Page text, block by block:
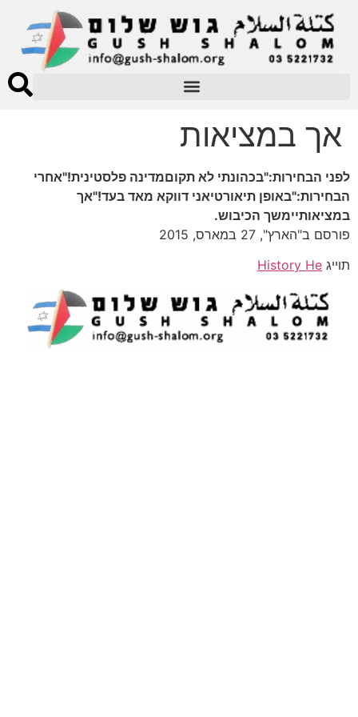
אך במציאות
לפני הבחירות:"בכהונתי לא תקוםמדינה פלסטינית!"אחרי
הבחירות:"באופן תיאורטיאני דווקא מאד בעד!"אך
במציאותיימשך הכיבוש.
פורסם ב"הארץ", 27 במארס, 2015
תוייג History He